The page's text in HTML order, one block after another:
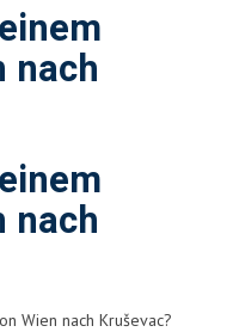
nach
nach
Wien nach Kruševac?